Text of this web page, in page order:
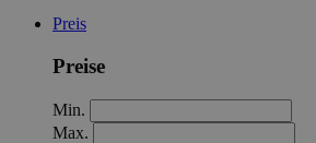
Preis
Preise
Min.
Max.